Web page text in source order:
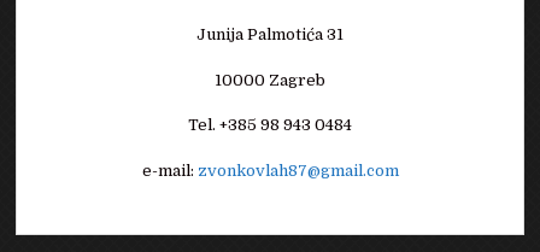
Junija Palmotića 31
10000 Zagreb
Tel. +385 98 943 0484
e-mail: zvonkovlah87@gmail.com